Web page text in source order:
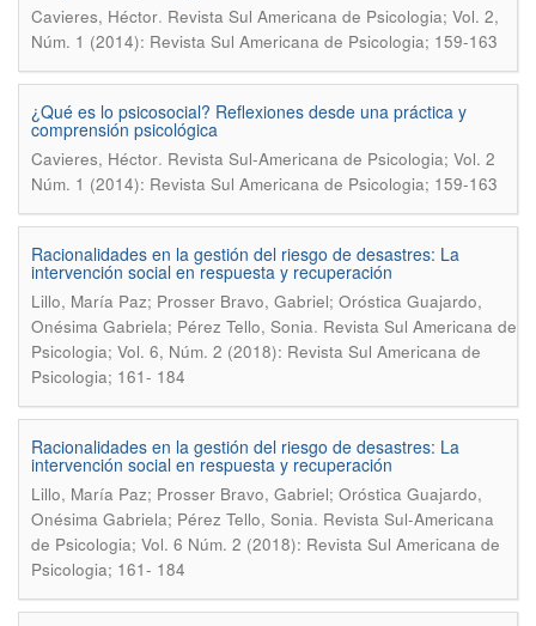
Cavieres, Héctor. Revista Sul Americana de Psicologia; Vol. 2,
Núm. 1 (2014): Revista Sul Americana de Psicologia; 159-163
¿Qué es lo psicosocial? Reflexiones desde una práctica y
comprensión psicológica
Cavieres, Héctor. Revista Sul-Americana de Psicologia; Vol. 2
Núm. 1 (2014): Revista Sul Americana de Psicologia; 159-163
Racionalidades en la gestión del riesgo de desastres: La
intervención social en respuesta y recuperación
Lillo, María Paz; Prosser Bravo, Gabriel; Oróstica Guajardo,
Onésima Gabriela; Pérez Tello, Sonia. Revista Sul Americana de
Psicologia; Vol. 6, Núm. 2 (2018): Revista Sul Americana de
Psicologia; 161- 184
Racionalidades en la gestión del riesgo de desastres: La
intervención social en respuesta y recuperación
Lillo, Marí­a Paz; Prosser Bravo, Gabriel; Oróstica Guajardo,
Onésima Gabriela; Pérez Tello, Sonia. Revista Sul-Americana
de Psicologia; Vol. 6 Núm. 2 (2018): Revista Sul Americana de
Psicologia; 161- 184